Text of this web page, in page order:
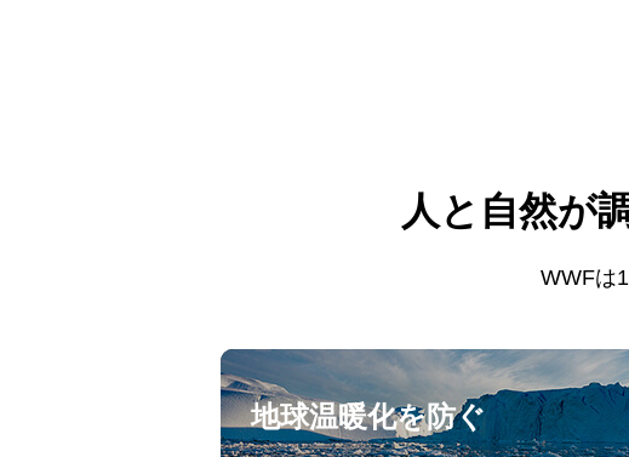
人と自然が
WWFは
地球温暖化を防ぐ